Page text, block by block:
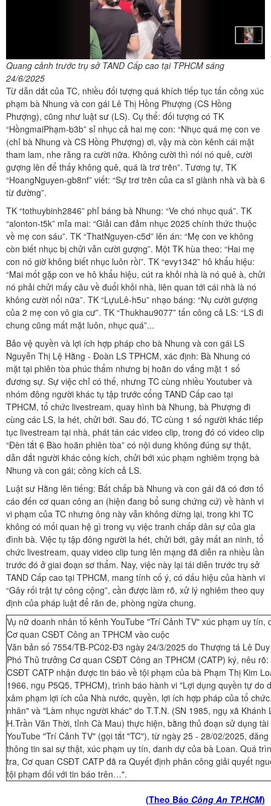
Quang cảnh trước trụ sở TAND Cấp cao tại TPHCM sáng
24/6/2025
Từ dẫn dắt của TC, nhiều đối tượng quá khích tiếp tục tấn công xúc
phạm bà Nhung và con gái Lê Thị Hồng Phượng (CS Hồng
Phượng), cũng như luật sư (LS). Cụ thể: đối tượng có TK
“HồngmaiPhạm-b3b” sỉ nhục cả hai mẹ con: “Nhục quá mẹ con ve
(chỉ bà Nhung và CS Hồng Phượng) ơi, vậy mà còn kênh cái mặt
tham lam, nhe răng ra cười nữa. Không cười thì nói nó quê, cười
gượng lên để thấy không quê, quá là trơ trẽn”. Tương tự, TK
“HoangNguyen-gb8nf” viết: “Sự trơ trẽn của ca sĩ giành nhà và bà 6
từ đường”.
TK “tothuybinh2846” phỉ báng bà Nhung: “Ve chó nhục quá”. TK
“alonton-t5k” mỉa mai: “Giải can đảm nhục 2025 chính thức thuộc
về mẹ con sáu”. TK “ThatNguyen-c5d” lên án: “Mẹ con ve không
còn biết nhục bị chửi vẫn cười gượng”. Một TK hùa theo: “Hai mẹ
con nó giờ không biết nhục luôn rồi”. TK “evy1342” hô khẩu hiệu:
“Mai mốt gặp con ve hô khẩu hiệu, cút ra khỏi nhà là nó quê à, chửi
nó phải chửi mấy câu về đuổi khỏi nhà, liên quan tới cái nhà là nó
không cười nổi nữa”. TK “LựuLê-h5u” nhạo báng: “Nụ cười gượng
của 2 mẹ con vô gia cư”. TK “Thukhau9077” tấn công cả LS: “LS đi
chung cũng mất mặt luôn, nhục quá”...
Bảo vệ quyền và lợi ích hợp pháp cho bà Nhung và con gái LS
Nguyễn Thị Lệ Hằng - Đoàn LS TPHCM, xác định: Bà Nhung có
mặt tại phiên tòa phúc thẩm nhưng bị hoãn do vắng mặt 1 số
đương sự. Sự việc chỉ có thế, nhưng TC cùng nhiều Youtuber và
nhóm đông người khác tụ tập trước cổng TAND Cấp cao tại
TPHCM, tổ chức livestream, quay hình bà Nhung, bà Phượng đi
cùng các LS, la hét, chửi bới. Sau đó, TC cùng 1 số người khác tiếp
tục livestream tại nhà, phát tán các video clip, trong đó có video clip
“Đèn tắt 6 Bào hoãn phiên tòa” có nội dung không đúng sự thật,
dẫn dắt người khác công kích, chửi bới xúc phạm nghiêm trọng bà
Nhung và con gái; công kích cả LS.
Luật sư Hằng lên tiếng: Bất chấp bà Nhung và con gái đã có đơn tố
cáo đến cơ quan công an (hiện đang bổ sung chứng cứ) về hành vi
vi phạm của TC nhưng ông này vẫn không dừng lại, trong khi TC
không có mối quan hệ gì trong vụ việc tranh chấp dân sự của gia
đình bà. Việc tụ tập đông người la hét, chửi bới, gây mất an ninh, tổ
chức livestream, quay video clip tung lên mạng đã diễn ra nhiều lần
trước đó ở giai đoạn sơ thẩm. Nay, việc này lại tái diễn trước trụ sở
TAND Cấp cao tại TPHCM, mang tính cố ý, có dấu hiệu của hành vi
“Gây rối trật tự công cộng”, cần được làm rõ, xử lý nghiêm theo quy
định của pháp luật để răn đe, phòng ngừa chung.
Vụ nữ doanh nhân tố kênh YouTube "Trí Cảnh TV" xúc phạm uy tín,
Cơ quan CSĐT Công an TPHCM vào cuộc
Văn bản số 7554/TB-PC02-Đ3 ngày 24/3/2025 do Thượng tá Lê
Phó Thủ trưởng Cơ quan CSĐT Công an TPHCM (CATP) ký, nêu
CSĐT CATP nhận được tin báo về tội phạm của bà Phạm Thị Kim
1966, ngụ P5Q5, TPHCM), trình báo hành vi "Lợi dụng quyền tự do
xâm phạm lợi ích của Nhà nước, quyền, lợi ích hợp pháp của tổ
nhân" và "Làm nhục người khác" do T.T.N. (SN 1985, ngụ xã Khánh
H.Trần Văn Thời, tỉnh Cà Mau) thực hiện, bằng thủ đoạn sử dụng tài
YouTube "Trí Cảnh TV" (gọi tắt "TC"), từ ngày 25 - 28/02/2025,
thông tin sai sự thật, xúc phạm uy tín, danh dự của bà Loan. Quá
tra, Cơ quan CSĐT CATP đã ra Quyết định phân công giải quyết
tội phạm đối với tin báo trên…".
(Theo Báo Công An TP.HCM)